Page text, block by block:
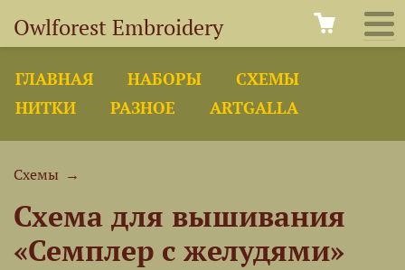
Owlforest Embroidery
ГЛАВНАЯ НАБОРЫ
СХЕМЫ
НИТКИ
РАЗНОЕ ARTGALLA
Схемы →
Схема для вышивания
«Семплер с желудями»